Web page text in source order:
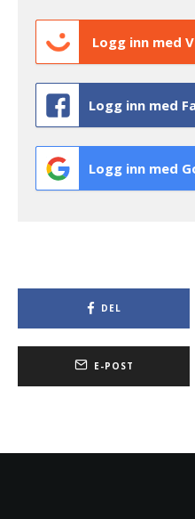
Logg inn med
Logg inn med
Logg inn med
DEL
E-POST